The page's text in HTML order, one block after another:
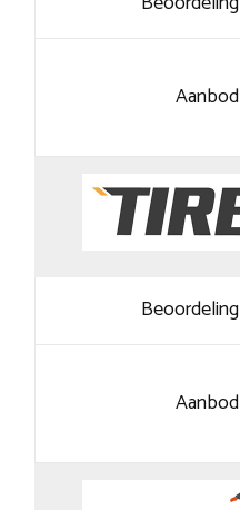
Aanbod
Beoordeling
Aanbod